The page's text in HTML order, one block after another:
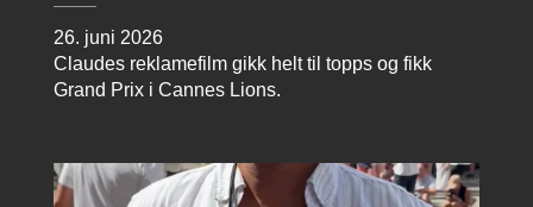
26. juni 2026
Claudes reklamefilm gikk helt til topps og fikk
Grand Prix i Cannes Lions.